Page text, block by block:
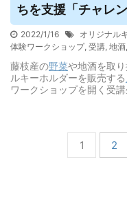
ちを支援「チャレ
2022/1/16 オリジナル
体験ワークショップ, 受講, 地酒,
藤枝産の野菜や地酒を取
ルキーホルダーを販売する
ワークショップを開く受
1 2